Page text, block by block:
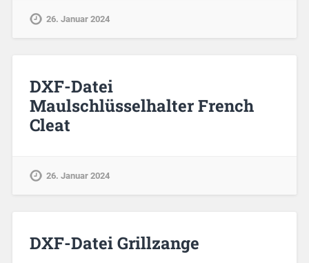
26. Januar 2024
DXF-Datei
Maulschlüsselhalter French
Cleat
26. Januar 2024
DXF-Datei Grillzange